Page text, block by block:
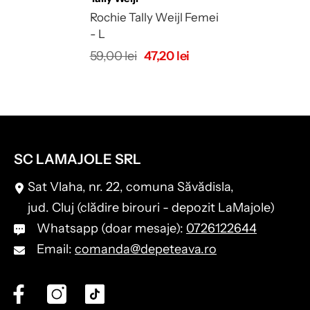
Rochie Tally Weijl Femei
- L
59,00 lei 47,20 lei
SC LAMAJOLE SRL
Sat Vlaha, nr. 22, comuna Săvădisla,
jud. Cluj (clădire birouri - depozit LaMajole)
Whatsapp (doar mesaje): 0726122644
Email: comanda@depeteava.ro